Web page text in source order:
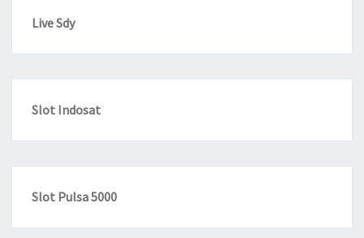
Live Sdy
Slot Indosat
Slot Pulsa 5000